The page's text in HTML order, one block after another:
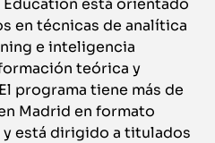
en técnicas de analítica
e inteligencia
teórica y
programa tiene más de
Madrid en formato
está dirigido a titulados